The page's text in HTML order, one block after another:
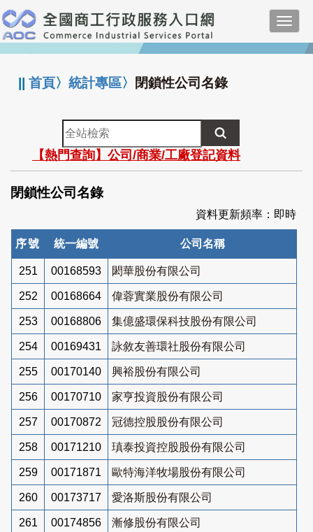
跳
到
主
要
:::
||首頁〉統計專區〉 閉鎖性公司名錄
全
站
檢
索
【熱門查詢】公司/商業/工廠登記資料
閉鎖性公司名錄
資料更新頻率：即時
序號 統一編號 公司名稱
251 00168593 閎華股份有限公司
252 00168664 偉蓉實業股份有限公司
253 00168806 集億盛環保科技股份有限公司
254 00169431 詠敘友善環社股份有限公司
255 00170140 興裕股份有限公司
256 00170710 家亨投資股份有限公司
257 00170872 冠德控股股份有限公司
258 00171210 瑱泰投資控股股份有限公司
259 00171871 歐特海洋牧場股份有限公司
260 00173717 愛洛斯股份有限公司
261 00174856 漸修股份有限公司